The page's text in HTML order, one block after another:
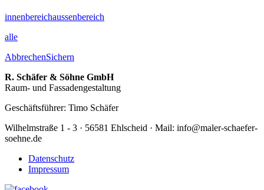
innenbereichaussenbereich
alle
AbbrechenSichern
R. Schäfer & Söhne GmbH
Raum- und Fassadengestaltung
Geschäftsführer: Timo Schäfer
Wilhelmstraße 1 - 3 · 56581 Ehlscheid · Mail: info@maler-schaefer-
soehne.de
Datenschutz
Impressum